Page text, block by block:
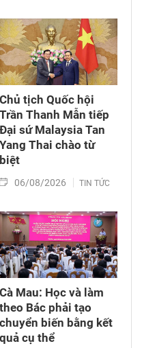
Chủ tịch Quốc hội
Trần Thanh Mẫn tiếp
Đại sứ Malaysia Tan
Yang Thai chào từ
biệt
06/08/2026 TIN TỨC
Cà Mau: Học và làm
theo Bác phải tạo
chuyển biến bằng kết
quả cụ thể